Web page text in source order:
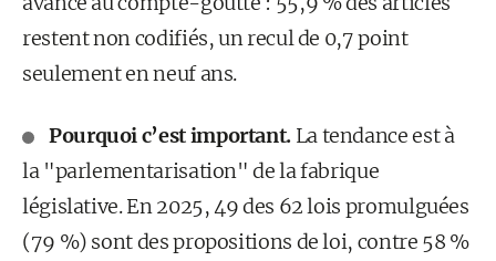
restent non codifiés, un recul de 0,7 point
seulement en neuf ans.
Pourquoi c’est important. La tendance est à
la "parlementarisation" de la fabrique
législative. En 2025, 49 des 62 lois promulguées
(79 %) sont des propositions de loi, contre 58 %